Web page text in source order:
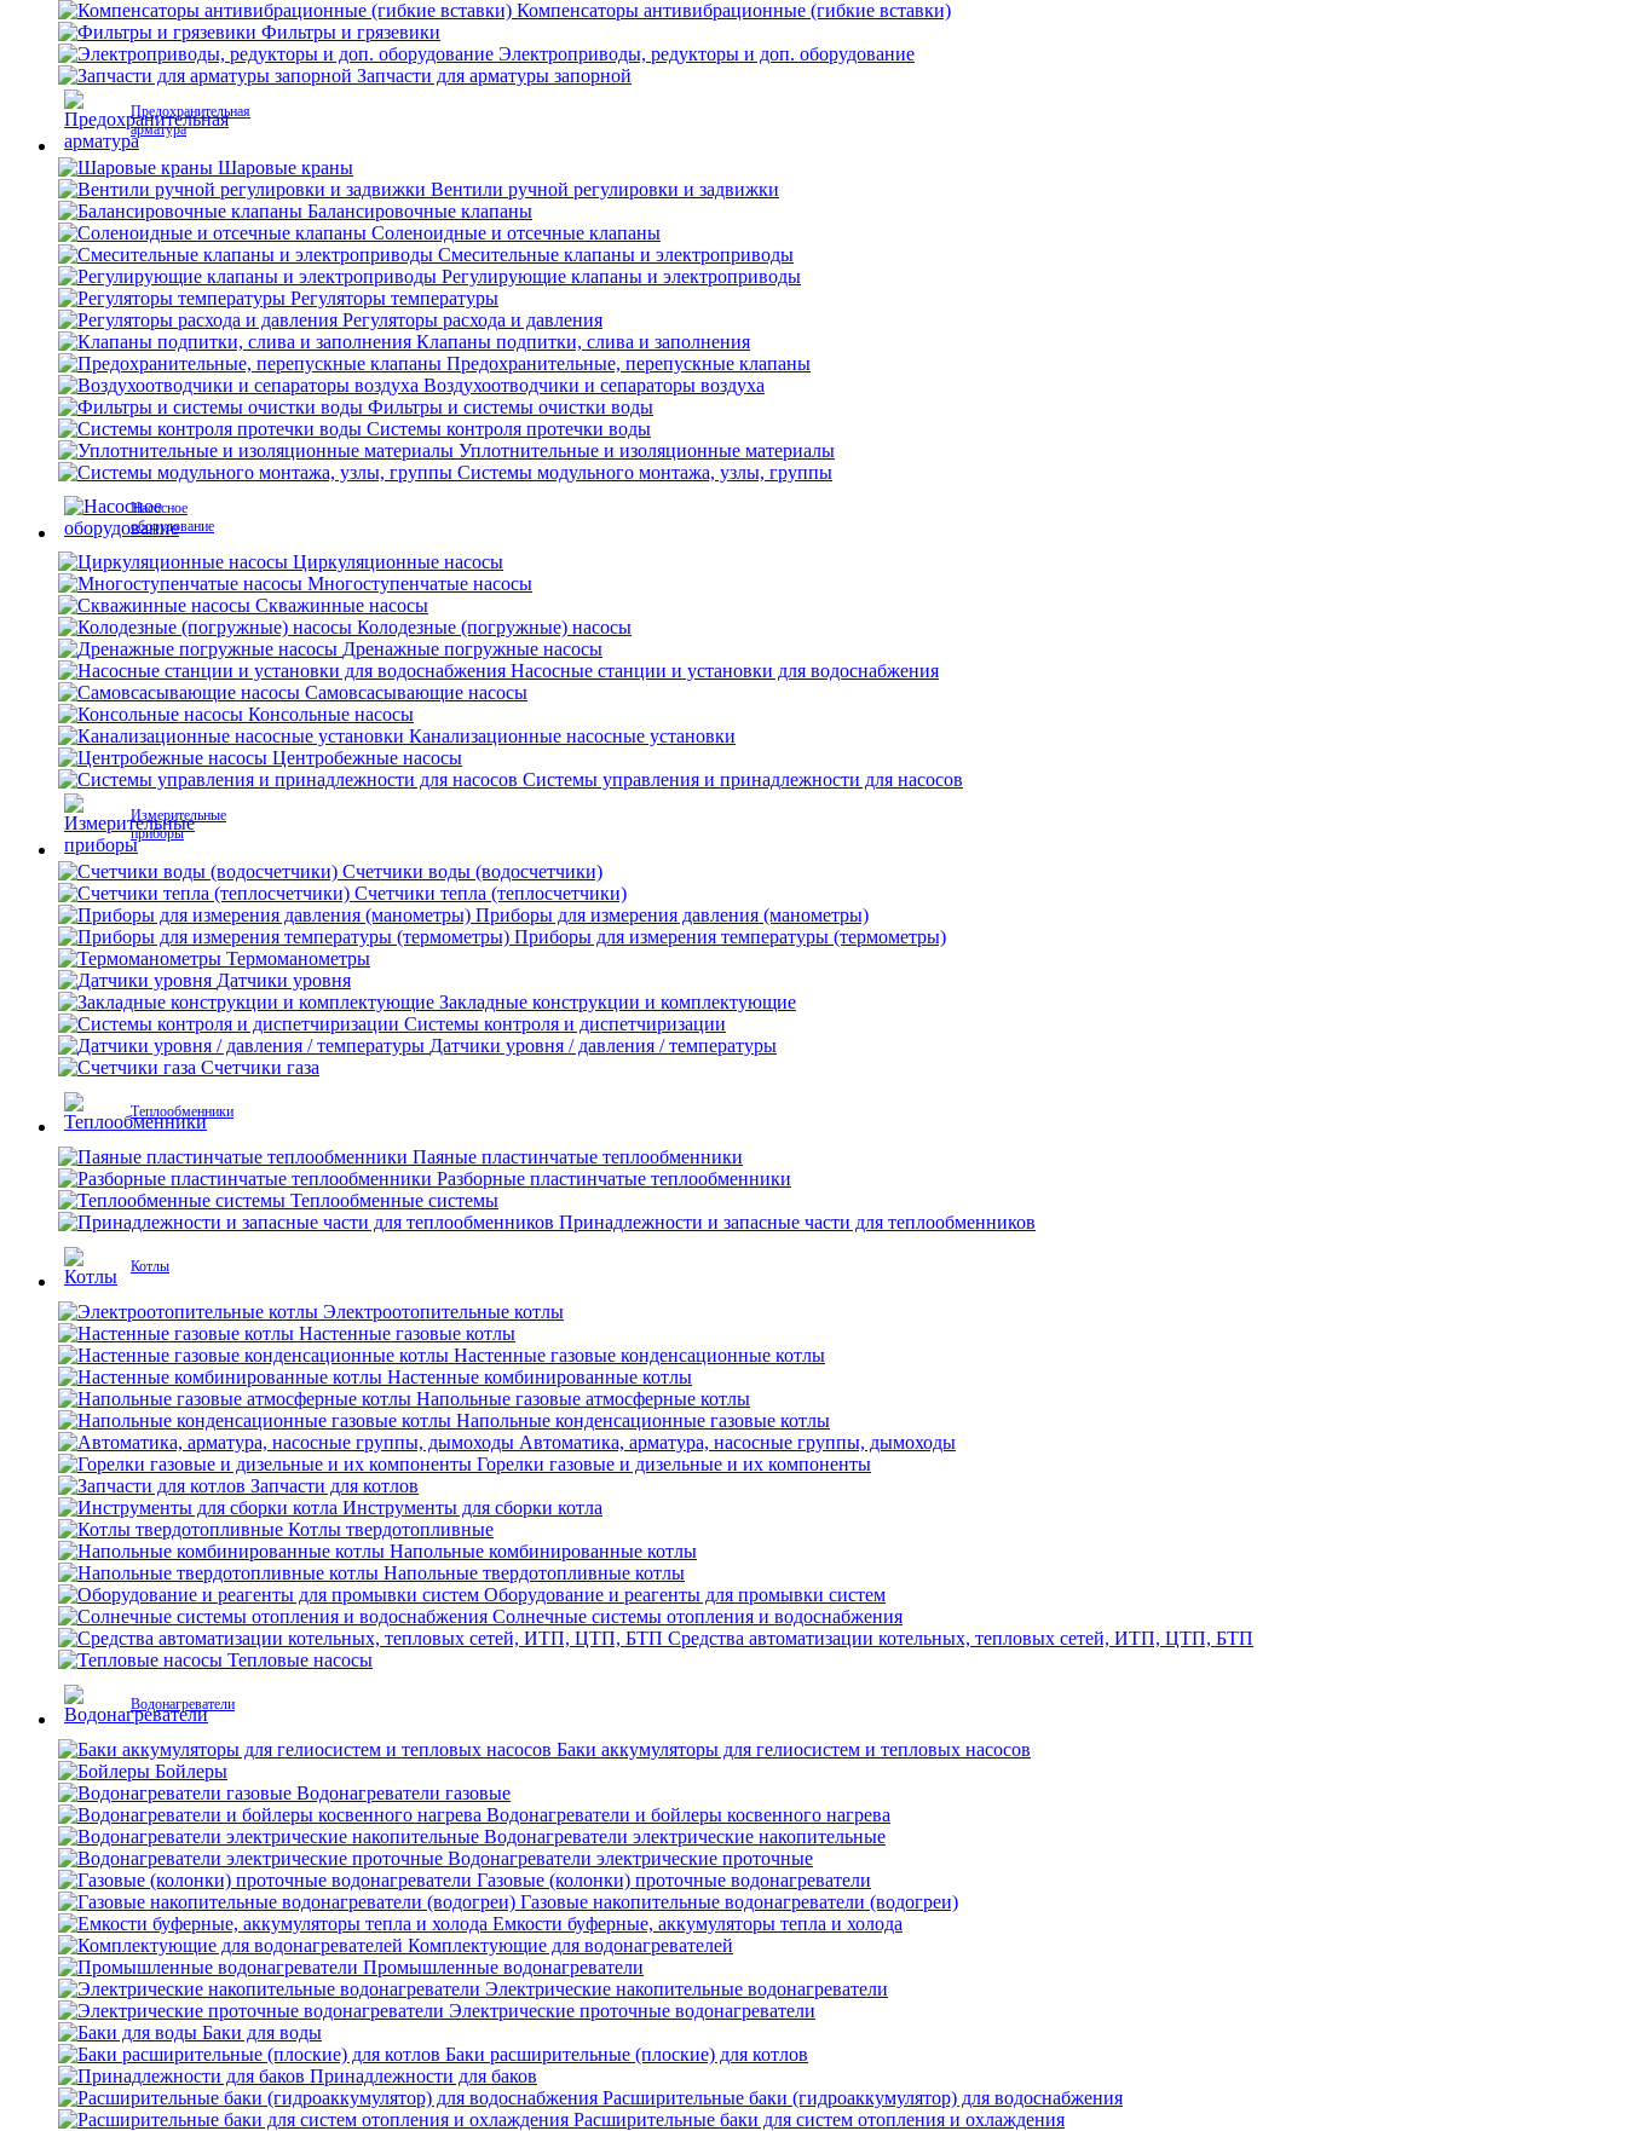
Компенсаторы антивибрационные (гибкие вставки)
Фильтры и грязевики
Электроприводы, редукторы и доп. оборудование
Запчасти для арматуры запорной
Предохранительная
арматура
Шаровые краны
Вентили ручной регулировки и задвижки
Балансировочные клапаны
Соленоидные и отсечные клапаны
Смесительные клапаны и электроприводы
Регулирующие клапаны и электроприводы
Регуляторы температуры
Регуляторы расхода и давления
Клапаны подпитки, слива и заполнения
Предохранительные, перепускные клапаны
Воздухоотводчики и сепараторы воздуха
Фильтры и системы очистки воды
Системы контроля протечки воды
Уплотнительные и изоляционные материалы
Системы модульного монтажа, узлы, группы
Насосное
оборудование
Циркуляционные насосы
Многоступенчатые насосы
Скважинные насосы
Колодезные (погружные) насосы
Дренажные погружные насосы
Насосные станции и установки для водоснабжения
Самовсасывающие насосы
Консольные насосы
Канализационные насосные установки
Центробежные насосы
Системы управления и принадлежности для насосов
Измерительные
приборы
Счетчики воды (водосчетчики)
Счетчики тепла (теплосчетчики)
Приборы для измерения давления (манометры)
Приборы для измерения температуры (термометры)
Термоманометры
Датчики уровня
Закладные конструкции и комплектующие
Системы контроля и диспетчиризации
Датчики уровня / давления / температуры
Счетчики газа
Теплообменники
Паяные пластинчатые теплообменники
Разборные пластинчатые теплообменники
Теплообменные системы
Принадлежности и запасные части для теплообменников
Котлы
Электроотопительные котлы
Настенные газовые котлы
Настенные газовые конденсационные котлы
Настенные комбинированные котлы
Напольные газовые атмосферные котлы
Напольные конденсационные газовые котлы
Автоматика, арматура, насосные группы, дымоходы
Горелки газовые и дизельные и их компоненты
Запчасти для котлов
Инструменты для сборки котла
Котлы твердотопливные
Напольные комбинированные котлы
Напольные твердотопливные котлы
Оборудование и реагенты для промывки систем
Солнечные системы отопления и водоснабжения
Средства автоматизации котельных, тепловых сетей, ИТП, ЦТП, БТП
Тепловые насосы
Водонагреватели
Баки аккумуляторы для гелиосистем и тепловых насосов
Бойлеры
Водонагреватели газовые
Водонагреватели и бойлеры косвенного нагрева
Водонагреватели электрические накопительные
Водонагреватели электрические проточные
Газовые (колонки) проточные водонагреватели
Газовые накопительные водонагреватели (водогреи)
Емкости буферные, аккумуляторы тепла и холода
Комплектующие для водонагревателей
Промышленные водонагреватели
Электрические накопительные водонагреватели
Электрические проточные водонагреватели
Баки для воды
Баки расширительные (плоские) для котлов
Принадлежности для баков
Расширительные баки (гидроаккумулятор) для водоснабжения
Расширительные баки для систем отопления и охлаждения